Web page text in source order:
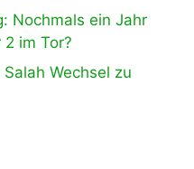
Nochmals ein Jahr
im Tor?
Wechsel zu